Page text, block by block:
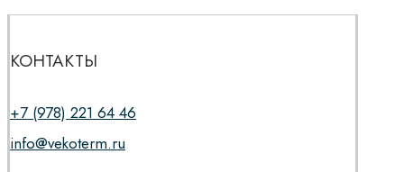
КОНТАКТЫ
+7 (978) 221 64 46
info@vekoterm.ru